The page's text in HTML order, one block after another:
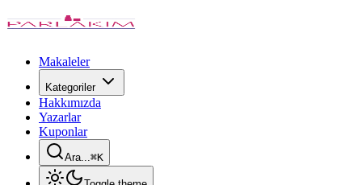
Makaleler
Kategoriler
Hakkımızda
Yazarlar
Kuponlar
Ara...⌘K